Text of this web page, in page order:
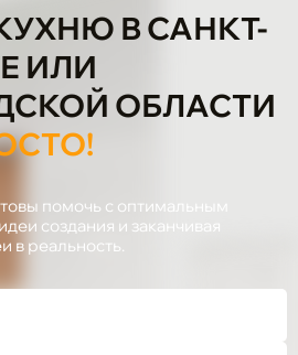
В САНКТ-
ИЛИ
ОБЛАСТИ
помочь с оптимальным
создания и заканчивая
в реальность.